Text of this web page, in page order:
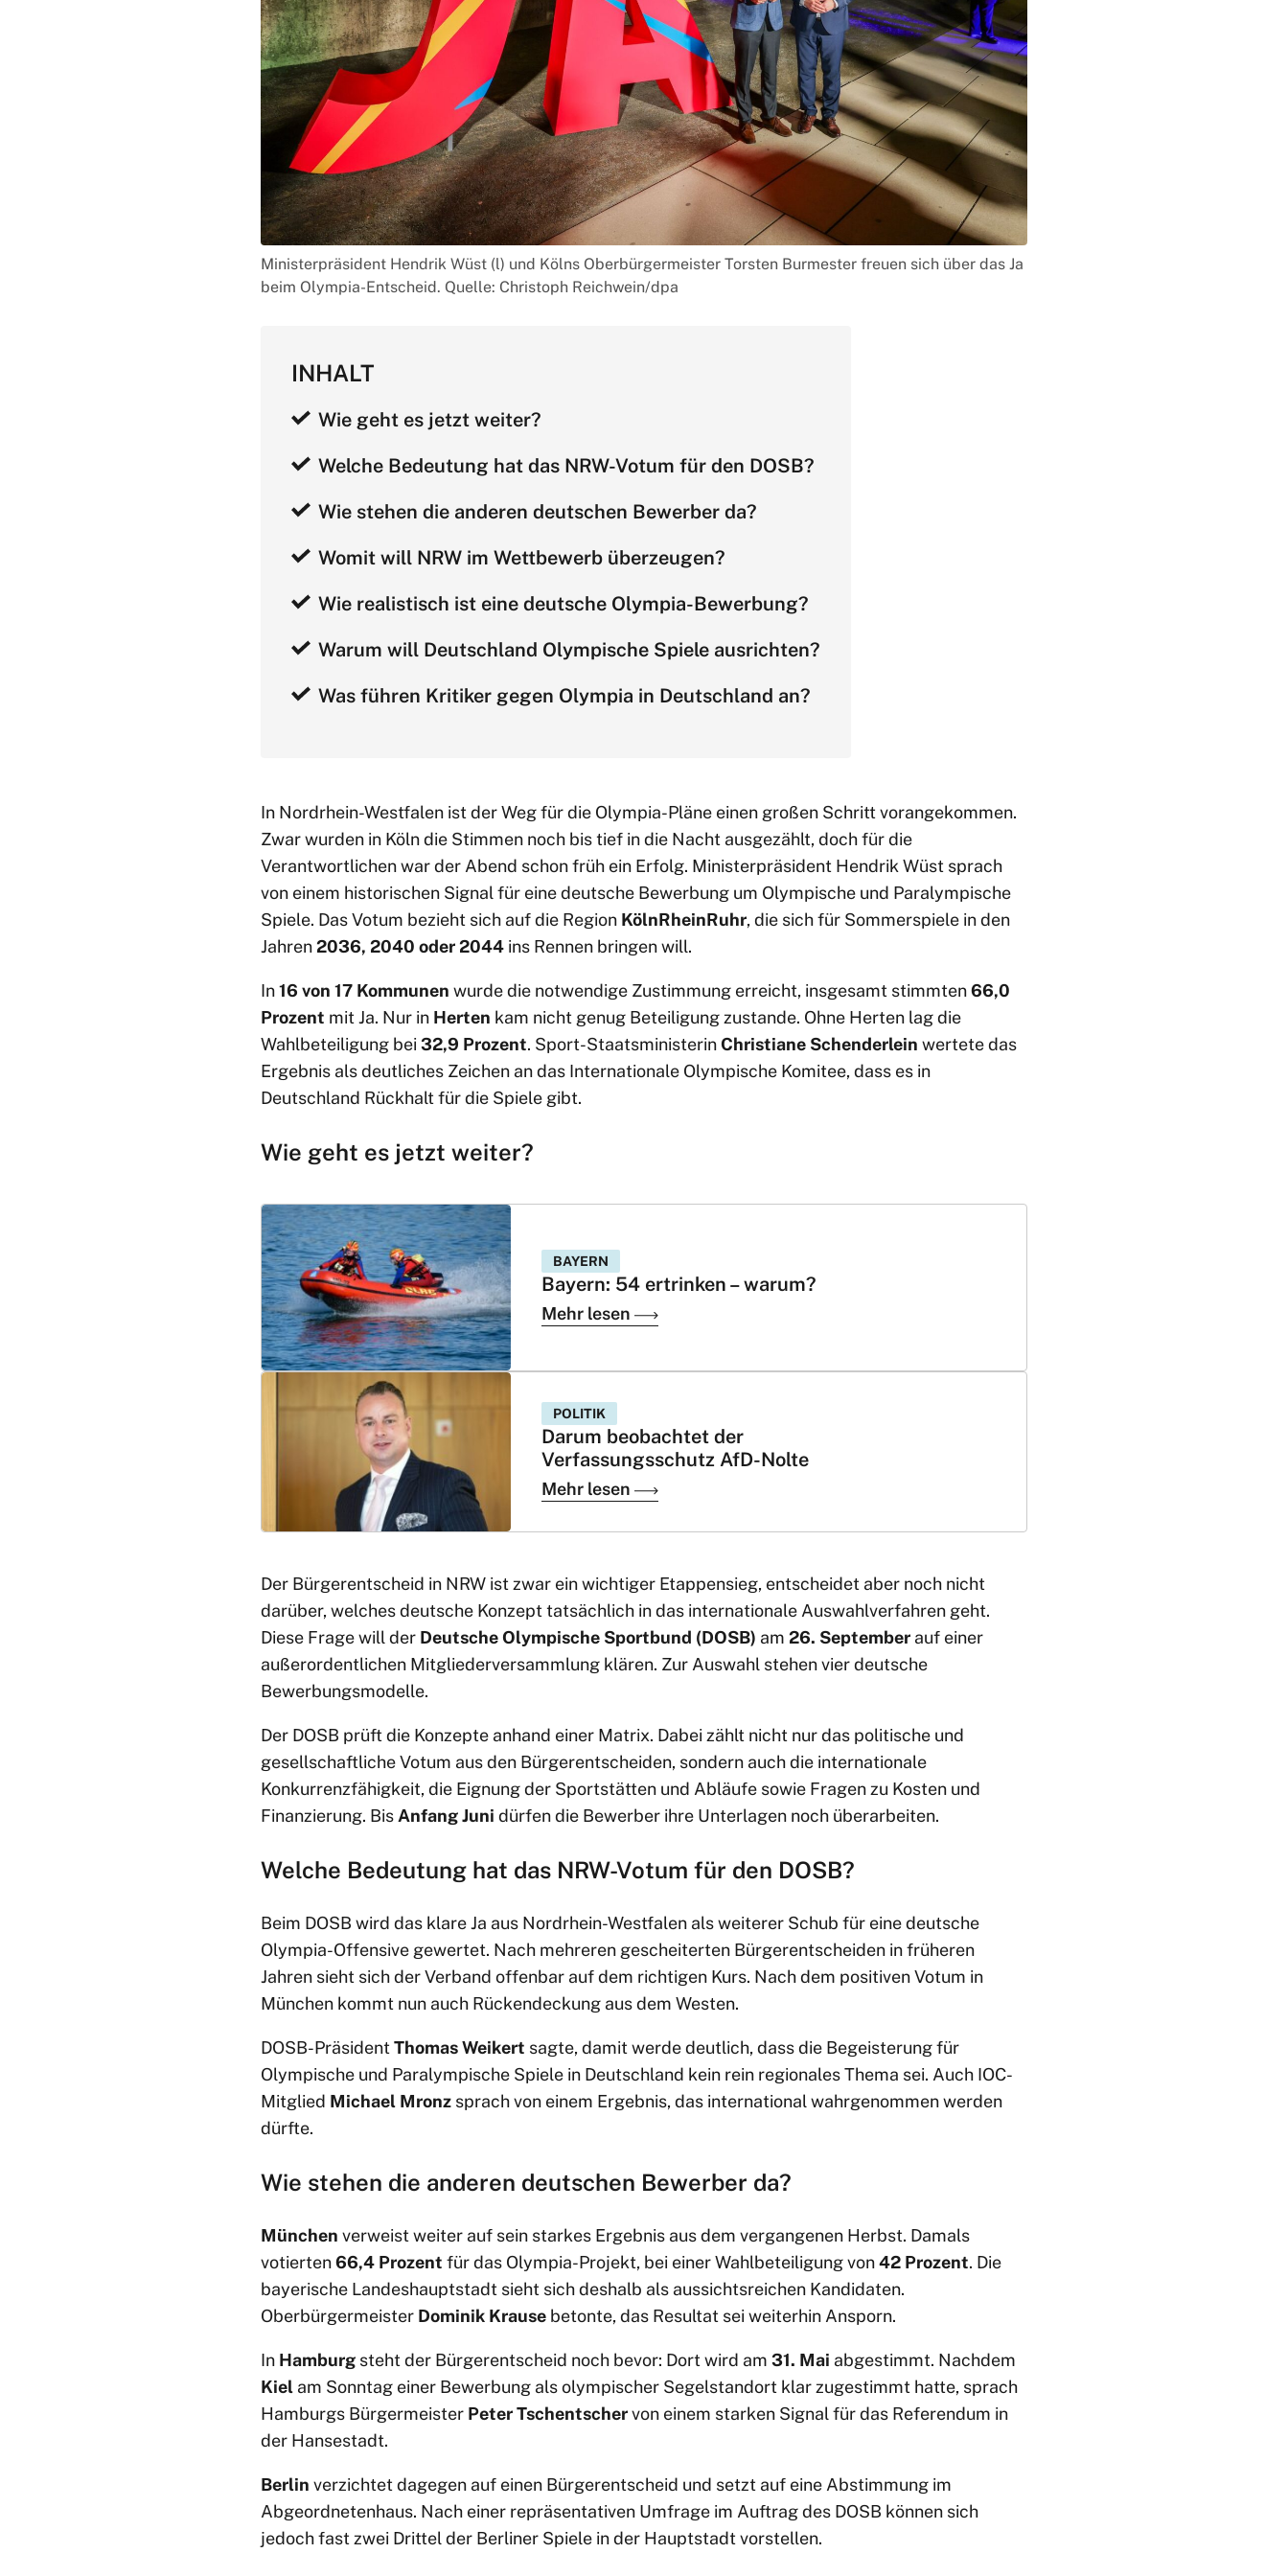
Ministerpräsident Hendrik Wüst (l) und Kölns Oberbürgermeister Torsten Burmester freuen sich über das Ja
beim Olympia-Entscheid. Quelle: Christoph Reichwein/dpa
INHALT
Wie geht es jetzt weiter?
Welche Bedeutung hat das NRW-Votum für den DOSB?
Wie stehen die anderen deutschen Bewerber da?
Womit will NRW im Wettbewerb überzeugen?
Wie realistisch ist eine deutsche Olympia-Bewerbung?
Warum will Deutschland Olympische Spiele ausrichten?
Was führen Kritiker gegen Olympia in Deutschland an?
In Nordrhein-Westfalen ist der Weg für die Olympia-Pläne einen großen Schritt vorangekommen.
Zwar wurden in Köln die Stimmen noch bis tief in die Nacht ausgezählt, doch für die
Verantwortlichen war der Abend schon früh ein Erfolg. Ministerpräsident Hendrik Wüst sprach
von einem historischen Signal für eine deutsche Bewerbung um Olympische und Paralympische
Spiele. Das Votum bezieht sich auf die Region KölnRheinRuhr, die sich für Sommerspiele in den
Jahren2036, 2040 oder 2044 ins Rennen bringen will.
In16 von 17 Kommunen wurde die notwendige Zustimmung erreicht, insgesamt stimmten66,0
Prozent mit Ja. Nur in Herten kam nicht genug Beteiligung zustande. Ohne Herten lag die
Wahlbeteiligung bei 32,9 Prozent. Sport-StaatsministerinChristiane Schenderlein wertete das
Ergebnis als deutliches Zeichen an das Internationale Olympische Komitee, dass es in
Deutschland Rückhalt für die Spiele gibt.
Wie geht es jetzt weiter?
BAYERN
Bayern: 54 ertrinken – warum?
Mehr lesen
POLITIK
Darum beobachtet der
Verfassungsschutz AfD-Nolte
Mehr lesen
Der Bürgerentscheid in NRW ist zwar ein wichtiger Etappensieg, entscheidet aber noch nicht
darüber, welches deutsche Konzept tatsächlich in das internationale Auswahlverfahren geht.
Diese Frage will der Deutsche Olympische Sportbund (DOSB) am 26. September auf einer
außerordentlichen Mitgliederversammlung klären. Zur Auswahl stehen vier deutsche
Bewerbungsmodelle.
Der DOSB prüft die Konzepte anhand einer Matrix. Dabei zählt nicht nur das politische und
gesellschaftliche Votum aus den Bürgerentscheiden, sondern auch die internationale
Konkurrenzfähigkeit, die Eignung der Sportstätten und Abläufe sowie Fragen zu Kosten und
Finanzierung. Bis Anfang Juni dürfen die Bewerber ihre Unterlagen noch überarbeiten.
Welche Bedeutung hat das NRW-Votum für den DOSB?
Beim DOSB wird das klare Ja aus Nordrhein-Westfalen als weiterer Schub für eine deutsche
Olympia-Offensive gewertet. Nach mehreren gescheiterten Bürgerentscheiden in früheren
Jahren sieht sich der Verband offenbar auf dem richtigen Kurs. Nach dem positiven Votum in
München kommt nun auch Rückendeckung aus dem Westen.
DOSB-Präsident Thomas Weikert sagte, damit werde deutlich, dass die Begeisterung für
Olympische und Paralympische Spiele in Deutschland kein rein regionales Thema sei. Auch IOC-
Mitglied Michael Mronz sprach von einem Ergebnis, das international wahrgenommen werden
dürfte.
Wie stehen die anderen deutschen Bewerber da?
München verweist weiter auf sein starkes Ergebnis aus dem vergangenen Herbst. Damals
votierten66,4 Prozent für das Olympia-Projekt, bei einer Wahlbeteiligung von42 Prozent. Die
bayerische Landeshauptstadt sieht sich deshalb als aussichtsreichen Kandidaten.
Oberbürgermeister Dominik Krause betonte, das Resultat sei weiterhin Ansporn.
In Hamburg steht der Bürgerentscheid noch bevor: Dort wird am 31. Mai abgestimmt. Nachdem
Kiel am Sonntag einer Bewerbung als olympischer Segelstandort klar zugestimmt hatte, sprach
Hamburgs Bürgermeister Peter Tschentschervon einem starken Signal für das Referendum in
der Hansestadt.
Berlin verzichtet dagegen auf einen Bürgerentscheid und setzt auf eine Abstimmung im
Abgeordnetenhaus. Nach einer repräsentativen Umfrage im Auftrag des DOSB können sich
jedoch fast zwei Drittel der Berliner Spiele in der Hauptstadt vorstellen.